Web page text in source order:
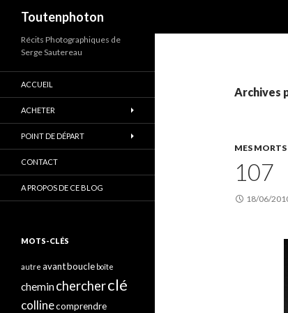
Toutenphoton
Archives
MES
107
18/06/
Récits Photographiques de
Serge Sautereau
ACCUEIL
ACHETER
POINT DE DÉPART
CONTACT
A PROPOS DE CE BLOG
MOTS-CLÉS
autre avantboucle boîte
cheminchercherclé
collinecomprendre